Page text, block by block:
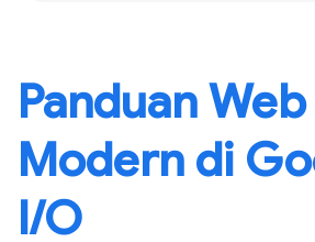
Panduan Web
Modern di
I / O